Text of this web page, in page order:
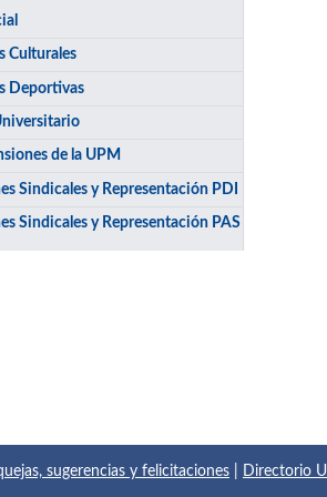
Culturales
Deportivas
de la UPM
Sindicales y Representación PDI
Sindicales y Representación PAS
sugerencias y felicitaciones Directorio